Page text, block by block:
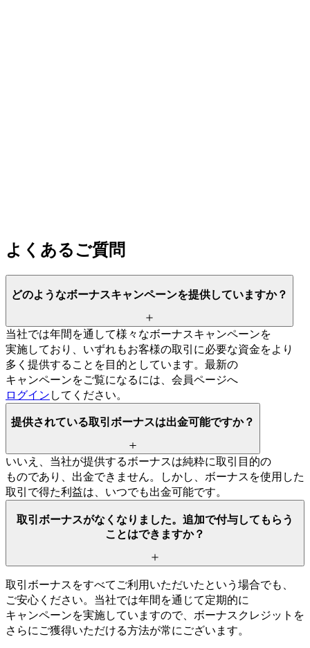
よく あるご質問
どのようなボーナスキャンペーンを提供していますか？
当社では年間を通して様々なボーナスキャンペーンを
実施しており、 いずれもお客様の取引に必要な資金をより
多く 提供する ことを目的と しています。 最新の
キャンペーンをご覧になるには、 会員ページへ
ログイン してください。
提供されている取引ボーナスは出金可能ですか？
いいえ、 当社が提供するボーナスは純粋に取引目的の
ものであり、 出金できません。 しかし、 ボーナスを使用した
取引で得た利益は、 いつでも出金可能です。
取引ボーナスがなくなりました。 追加で付与して もらう
ことはできますか？
取引ボーナスをすべて ご利用いただいたと いう 場合でも、
ご安心ください。 当社では年間を通じて定期的に
キャンペーンを実施していますので、 ボーナスクレジットを
さらに ご獲得いただける方法が常に ございます。